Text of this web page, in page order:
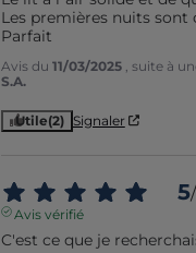
Les premières nuits
Parfait
Avis du 11/03/2025
, suite à
S.A.
Utile(2) Signaler
5/
Avis vérifié
C'est ce que je